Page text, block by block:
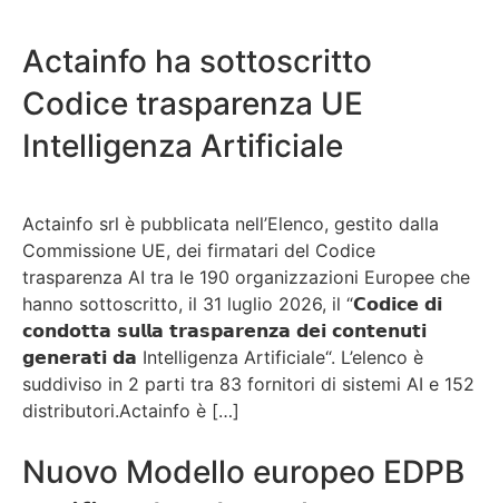
Actainfo ha sottoscritto
Codice trasparenza UE
Intelligenza Artificiale
Actainfo srl è pubblicata nell’Elenco, gestito dalla
Commissione UE, dei firmatari del Codice
trasparenza AI tra le 190 organizzazioni Europee che
hanno sottoscritto, il 31 luglio 2026, il “𝗖𝗼𝗱𝗶𝗰𝗲 𝗱𝗶
𝗰𝗼𝗻𝗱𝗼𝘁𝘁𝗮 𝘀𝘂𝗹𝗹𝗮 𝘁𝗿𝗮𝘀𝗽𝗮𝗿𝗲𝗻𝘇𝗮 𝗱𝗲𝗶 𝗰𝗼𝗻𝘁𝗲𝗻𝘂𝘁𝗶
𝗴𝗲𝗻𝗲𝗿𝗮𝘁𝗶 𝗱𝗮 Intelligenza Artificiale“. L’elenco è
suddiviso in 2 parti tra 83 fornitori di sistemi AI e 152
distributori.Actainfo è […]
Nuovo Modello europeo EDPB